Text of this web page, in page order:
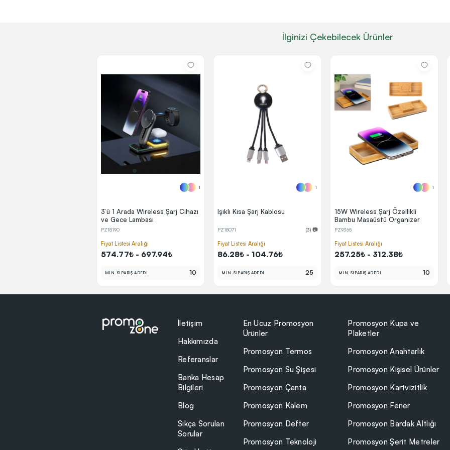
İlginizi Çekebilecek Ürünler
1
3’ü 1 Arada Wireless Şarj Cihazı
ve Gece Lambası
PZ18190
Fiyat Listesi Aralığı
574.77₺ - 697.94₺
MİN. SİPARİŞ ADEDİ 10
1
Işıklı Kısa Şarj Kablosu
PZ18071 (3) 📷
Fiyat Listesi Aralığı
86.28₺ - 104.76₺
MİN. SİPARİŞ ADEDİ 25
1
15W Wireless Şarj Özellikli
Bambu Masaüstü Organizer
PZ9365
Fiyat Listesi Aralığı
257.25₺ - 312.38₺
MİN. SİPARİŞ ADEDİ 10
İletişim
Hakkımızda
Referanslar
Banka Hesap
Bilgileri
Blog
Sıkça Sorulan
Sorular
En Ucuz Promosyon
Ürünler
Promosyon Termos
Promosyon Su Şişesi
Promosyon Çanta
Promosyon Kalem
Promosyon Defter
Promosyon Teknoloji
Promosyon Kupa ve
Plaketler
Promosyon Anahtarlık
Promosyon Kişisel Ürünler
Promosyon Kartvizitlik
Promosyon Fener
Promosyon Bardak Altlığı
Promosyon Şerit Metreler